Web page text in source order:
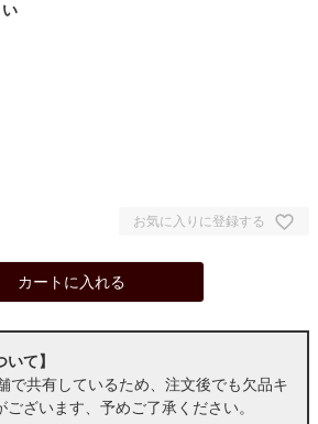
お気に入りに登録する
カートに入れる
て】
で共有しているため、注文後でも欠品キ
ざいます、予めご了承ください。